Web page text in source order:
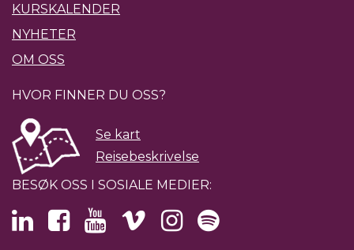
KURSKALENDER
NYHETER
OM OSS
HVOR FINNER DU OSS?
Se kart
Reisebeskrivelse
BESØK OSS I SOSIALE MEDIER: